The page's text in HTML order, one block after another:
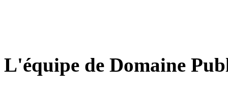
L'équipe de Domaine